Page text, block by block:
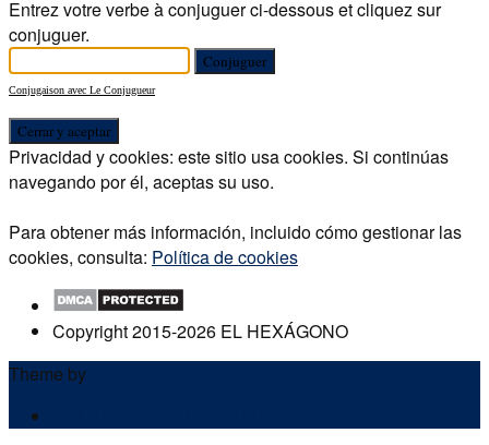
Entrez votre verbe à conjuguer ci-dessous et cliquez sur
conjuguer.
Conjugaison avec Le Conjugueur
Privacidad y cookies: este sitio usa cookies. Si continúas
navegando por él, aceptas su uso.
Para obtener más información, incluido cómo gestionar las
cookies, consulta: Política de cookies
Copyright 2015-2026 EL HEXÁGONO
Theme by